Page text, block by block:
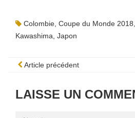
Colombie Coupe du Monde 2018
Kawashima Japon
Article précédent
LAISSE UN